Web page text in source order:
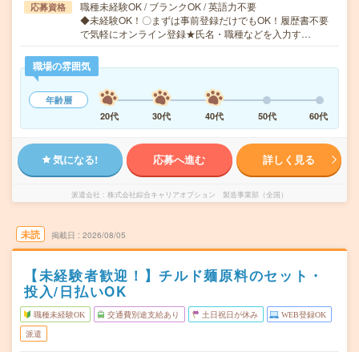
応募資格
職種未経験OK / ブランクOK / 英語力不要
◆未経験OK！〇まずは事前登録だけでもOK！履歴書不要
で気軽にオンライン登録★氏名・職種などを入力す…
職場の雰囲気
年齢層
20代
30代 40代 50代 60代
気になる! 応募へ進む 詳しく見る
派遣会社 株式会社綜合キャリアオプション 製造事業部（全国）
未読 掲載日 2026/08/05
【未経験者歓迎！】チルド麺原料のセット・
投入/日払いOK
職種未経験OK 交通費別途支給あり 土日祝日が休み WEB登録OK
派遣